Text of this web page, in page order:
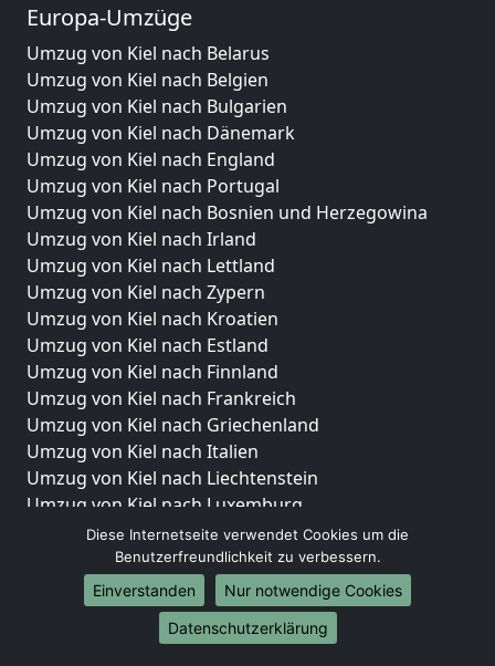
Europa-Umzüge
Umzug von Kiel nach Belarus
Umzug von Kiel nach Belgien
Umzug von Kiel nach Bulgarien
Umzug von Kiel nach Dänemark
Umzug von Kiel nach England
Umzug von Kiel nach Portugal
Umzug von Kiel nach Bosnien und Herzegowina
Umzug von Kiel nach Irland
Umzug von Kiel nach Lettland
Umzug von Kiel nach Zypern
Umzug von Kiel nach Kroatien
Umzug von Kiel nach Estland
Umzug von Kiel nach Finnland
Umzug von Kiel nach Frankreich
Umzug von Kiel nach Griechenland
Umzug von Kiel nach Italien
Umzug von Kiel nach Liechtenstein
Umzug von Kiel nach Luxemburg
Umzug von Kiel nach Niederlande
Umzug von Kiel nach Norwegen
Umzüge-Deutschlandweit
Umzug von Kiel nach Berlin
Diese Internetseite verwendet Cookies um die
Benutzerfreundlichkeit zu verbessern.
Einverstanden
Nur notwendige Cookies
Datenschutzerklärung